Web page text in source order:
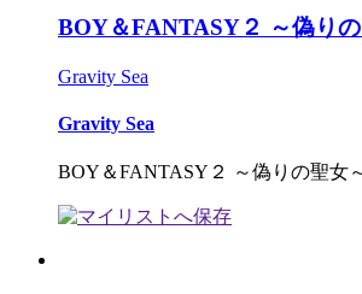
BOY＆FANTASY２ ～偽り
Gravity Sea
Gravity Sea
BOY＆FANTASY２ ～偽りの聖女